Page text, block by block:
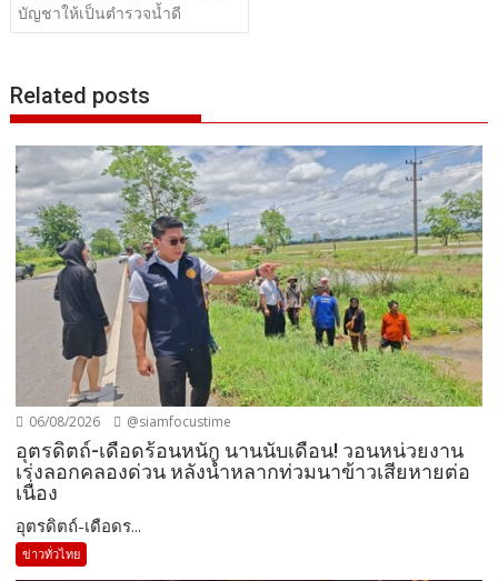
บัญชาให้เป็นตำรวจน้ำดี
Related posts
06/08/2026 @siamfocustime
อุตรดิตถ์-เดือดร้อนหนัก นานนับเดือน! วอนหน่วยงาน
เร่งลอกคลองด่วน หลังน้ำหลากท่วมนาข้าวเสียหายต่อ
เนื่อง
อุตรดิตถ์-เดือดร...
ข่าวทั่วไทย